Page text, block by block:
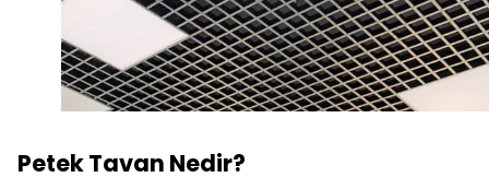
Petek Tavan Nedir?